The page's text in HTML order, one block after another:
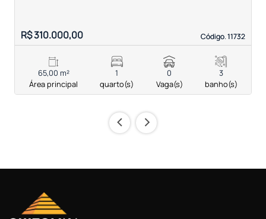
Código. 11732
Código. 11732
R$ 310.000,00
65,00 m²
Área principal
1
quarto(s)
0
Vaga(s)
3
banho(s)
‹ ›